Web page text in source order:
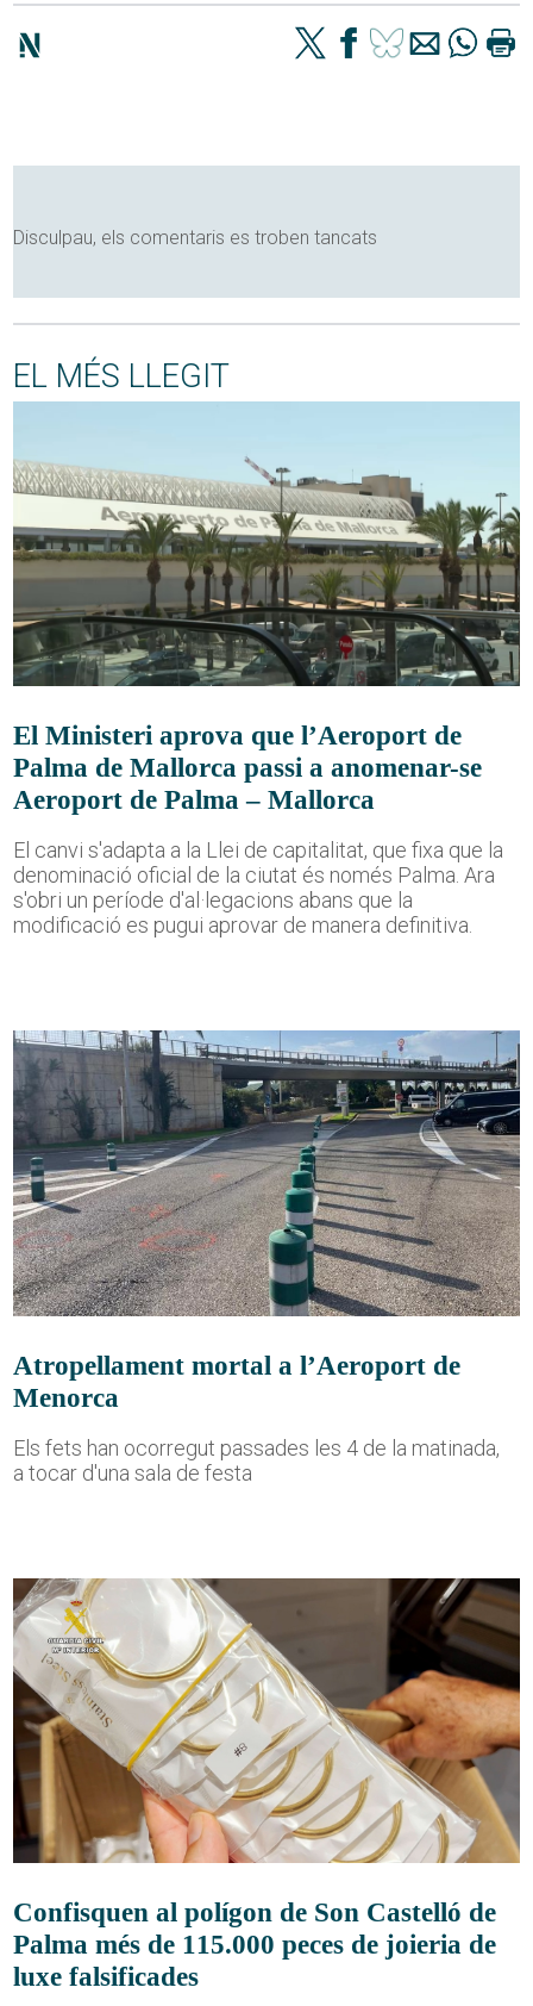
Disculpau, els comentaris es troben tancats
EL MÉS LLEGIT
El Ministeri aprova que l’Aeroport de
Palma de Mallorca passi a anomenar-se
Aeroport de Palma – Mallorca
El canvi s'adapta a la Llei de capitalitat, que fixa que la
denominació oficial de la ciutat és només Palma. Ara
s'obri un període d'al·legacions abans que la
modificació es pugui aprovar de manera definitiva.
Atropellament mortal a l’Aeroport de
Menorca
Els fets han ocorregut passades les 4 de la matinada,
a tocar d'una sala de festa
Confisquen al polígon de Son Castelló de
Palma més de 115.000 peces de joieria de
luxe falsificades